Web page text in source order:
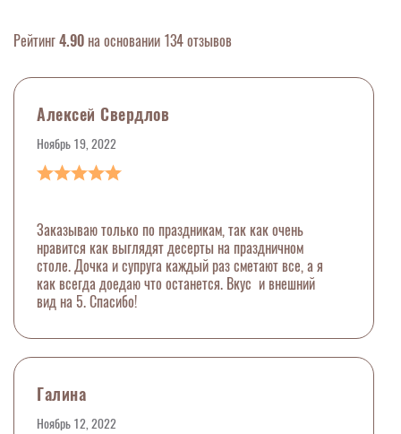
Рейтинг4.90 на основании 134 отзывов
Алексей Свердлов
Ноябрь 19, 2022
Заказываю только по праздникам, так как очень
нравится как выглядят десерты на праздничном
столе. Дочка и супруга каждый раз сметают все, а я
как всегда доедаю что останется. Вкус и внешний
вид на 5. Спасибо!
Галина
Ноябрь 12, 2022